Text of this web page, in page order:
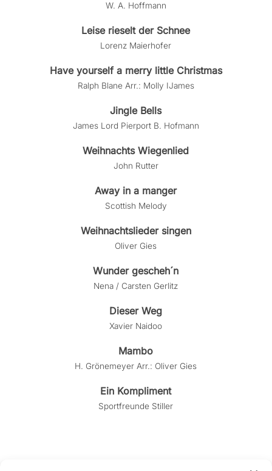
W. A. Hoffmann
Leise rieselt der Schnee
Lorenz Maierhofer
Have yourself a merry little Christmas
Ralph Blane Arr.: Molly IJames
Jingle Bells
James Lord Pierport B. Hofmann
Weihnachts Wiegenlied
John Rutter
Away in a manger
Scottish Melody
Weihnachtslieder singen
Oliver Gies
Wunder gescheh´n
Nena / Carsten Gerlitz
Dieser Weg
Xavier Naidoo
Mambo
H. Grönemeyer Arr.: Oliver Gies
Ein Kompliment
Sportfreunde Stiller